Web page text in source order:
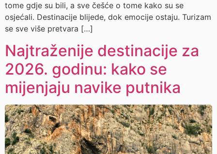
tome gdje su bili, a sve češće o tome kako su se
osjećali. Destinacije blijede, dok emocije ostaju. Turizam
se sve više pretvara […]
Najtraženije destinacije za
2026. godinu: kako se
mijenjaju navike putnika